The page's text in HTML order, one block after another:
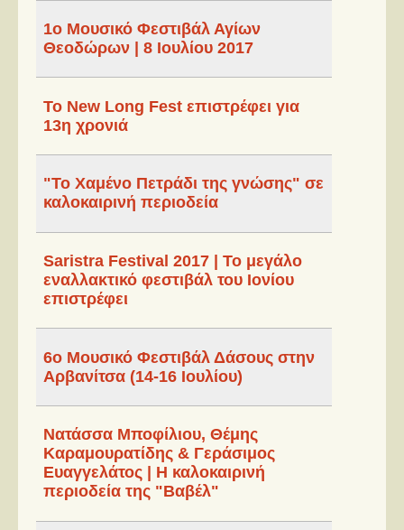
1ο Μουσικό Φεστιβάλ Αγίων
Θεοδώρων | 8 Ιουλίου 2017
Το New Long Fest επιστρέφει για
13η χρονιά
"Το Χαμένο Πετράδι της γνώσης" σε
καλοκαιρινή περιοδεία
Saristra Festival 2017 | To μεγάλο
εναλλακτικό φεστιβάλ του Ιονίου
επιστρέφει
6ο Μουσικό Φεστιβάλ Δάσους στην
Αρβανίτσα (14-16 Ιουλίου)
Νατάσσα Μποφίλιου, Θέμης
Καραμουρατίδης & Γεράσιμος
Ευαγγελάτος | Η καλοκαιρινή
περιοδεία της "Βαβέλ"